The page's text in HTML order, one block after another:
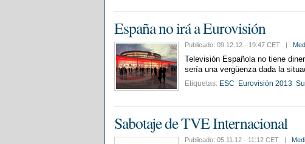
España no irá a Eurovisión
Publicado: 09.12.12 - 19:47 CET |
Televisión Española no tiene
sería una vergüenza dada la
Etiquetas: ESC Eurovisión 2013
Sabotaje de TVE Internacional
Publicado: 05.11.12 - 11:12 CET |